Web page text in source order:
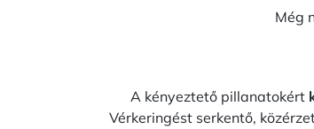
Még
A kényeztető pillanatokért
Vérkeringést serkentő,